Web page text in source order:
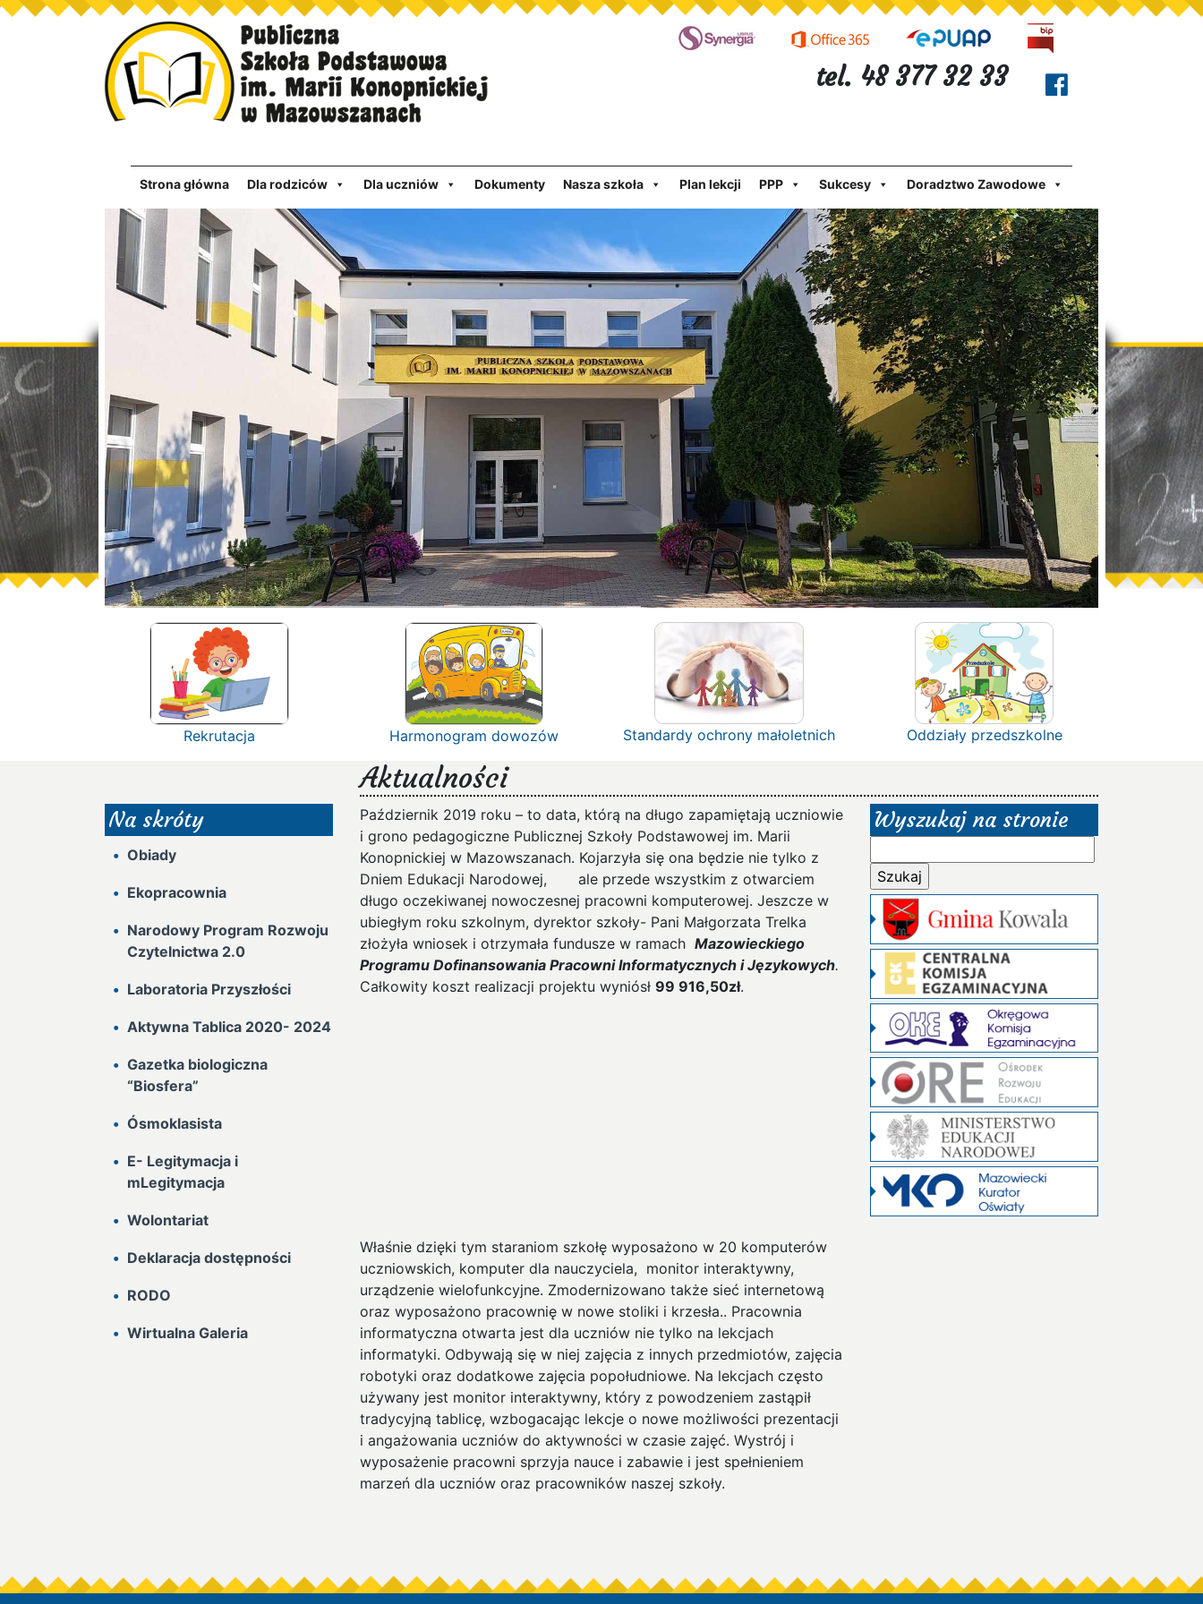
tel. 48 377 32 33
Strona główna Dla rodziców Dla uczniów Dokumenty Nasza szkoła Plan lekcji PPP Sukcesy Doradztwo Zawodowe
Rekrutacja Harmonogram dowozów Standardy ochrony małoletnich Oddziały przedszkolne
Aktualności
Na skróty
Obiady
Ekopracownia
Narodowy Program Rozwoju
Czytelnictwa 2.0
Laboratoria Przyszłości
Aktywna Tablica 2020- 2024
Gazetka biologiczna
“Biosfera”
Ósmoklasista
E- Legitymacja i
mLegitymacja
Wolontariat
Deklaracja dostępności
RODO
Wirtualna Galeria
Październik 2019 roku – to data, którą na długo zapamiętają uczniowie
i grono pedagogiczne Publicznej Szkoły Podstawowej im. Marii
Konopnickiej w Mazowszanach. Kojarzyła się ona będzie nie tylko z
Dniem Edukacji Narodowej, ale przede wszystkim z otwarciem
długo oczekiwanej nowoczesnej pracowni komputerowej. Jeszcze w
ubiegłym roku szkolnym, dyrektor szkoły- Pani Małgorzata Trelka
złożyła wniosek i otrzymała fundusze w ramach Mazowieckiego
Programu Dofinansowania Pracowni Informatycznych i Językowych.
Całkowity koszt realizacji projektu wyniósł 99 916,50zł.
Właśnie dzięki tym staraniom szkołę wyposażono w 20 komputerów
uczniowskich, komputer dla nauczyciela, monitor interaktywny,
urządzenie wielofunkcyjne. Zmodernizowano także sieć internetową
oraz wyposażono pracownię w nowe stoliki i krzesła.. Pracownia
informatyczna otwarta jest dla uczniów nie tylko na lekcjach
informatyki. Odbywają się w niej zajęcia z innych przedmiotów, zajęcia
robotyki oraz dodatkowe zajęcia popołudniowe. Na lekcjach często
używany jest monitor interaktywny, który z powodzeniem zastąpił
tradycyjną tablicę, wzbogacając lekcje o nowe możliwości prezentacji
i angażowania uczniów do aktywności w czasie zajęć. Wystrój i
wyposażenie pracowni sprzyja nauce i zabawie i jest spełnieniem
marzeń dla uczniów oraz pracowników naszej szkoły.
Wyszukaj na stronie